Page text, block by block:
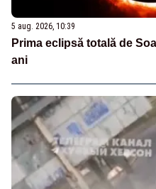
5 aug. 2026, 10:39
Prima eclipsă totală de
ani